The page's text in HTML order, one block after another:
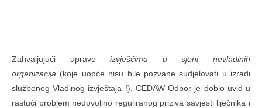
Zahvaljujući upravoizvješćima u sjeni nevladinih
organizacija (koje uopće nisu bile pozvane sudjelovati u izradi
službenog Vladinog izvještaja !), CEDAW Odbor je dobio uvid u
rastući problem nedovoljno reguliranog priziva savjesti liječnika i